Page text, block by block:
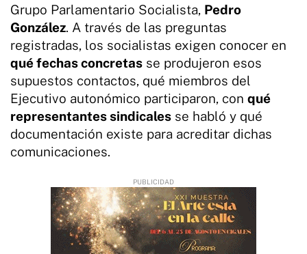
Grupo Parlamentario Socialista, Pedro
González. A través de las preguntas
registradas, los socialistas exigen conocer en
qué fechas concretas se produjeron esos
supuestos contactos, qué miembros del
Ejecutivo autonómico participaron, con qué
representantes sindicales se habló y qué
documentación existe para acreditar dichas
comunicaciones.